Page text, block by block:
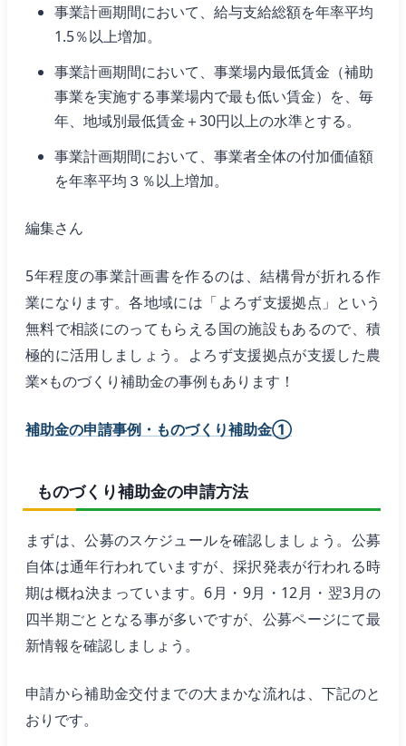
事業計画期間において、給与支給総額を年率平均
1.5％以上増加。
事業計画期間において、事業場内最低賃金（補助
事業を実施する事業場内で最も低い賃金）を、毎
年、地域別最低賃金＋30円以上の水準とする。
事業計画期間において、事業者全体の付加価値額
を年率平均３％以上増加。
編集さん
5年程度の事業計画書を作るのは、結構骨が折れる作
業になります。各地域には「よろず支援拠点」という
無料で相談にのってもらえる国の施設もあるので、積
極的に活用しましょう。よろず支援拠点が支援した農
業×ものづくり補助金の事例もあります！
補助金の申請事例・ものづくり補助金①
ものづくり補助金の申請方法
まずは、公募のスケジュールを確認しましょう。公募
自体は通年行われていますが、採択発表が行われる時
期は概ね決まっています。6月・9月・12月・翌3月の
四半期ごととなる事が多いですが、公募ページにて最
新情報を確認しましょう。
申請から補助金交付までの大まかな流れは、下記のと
おりです。